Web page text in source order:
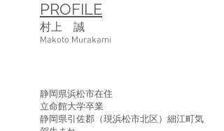
PROFILE
村上 誠
Makoto Murakami
静岡県浜松市在住
立命館大学卒業
静岡県引佐郡（現浜松市北区）細江町気